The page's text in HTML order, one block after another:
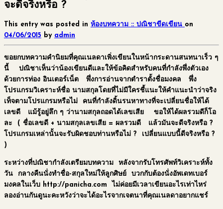
จะดีจริงหรือ ?
This entry was posted in ห้องบทความ :: ปณิชาขีดเขียน on
04/06/2015 by admin
ขอยกบทความคำนิยมที่คุณเนลดาเพิ่งเขียนในหน้ากระดานสนทนาเร็ว ๆ
นี้ ปณิชาเห็นว่าน้องเขียนดีและให้ข้อคิดสำหรับคนที่กำลังพึ่งตัวเอง
ด้วยการท่อง อินเตอร์เน็ต พึ่งการอ่านจากตำราตั้งชื่อมงคล พึ่ง
โปรแกรมวิเคราะห์ชื่อ นามสกุลโดยที่ไม่มีใครชี้แนะให้คำแนะนำว่าจริง
เท็จตามโปรแกรมหรือไม่ คนที่กำลังดิ้นรนหาทางที่จะเปลี่ยนชื่อให้ได้
เลขดี แม้รู้อยู่ลึก ๆ ว่านามสกุลถอดได้เลขเสีย ขอให้ได้ผลรวมดีก็โอ
ละ ( ชื่อเลขดี + นามสกุลเลขเสีย = ผลรวมดี แล้วมันจะดีจริงหรือ ?
โปรแกรมเหล่านั้นจะรับผิดชอบท่านหรือไม่ ? เปลี่ยนแบบนี้ดีจริงหรือ ?
)
ระหว่างที่ปณิชากำลังเตรียมบทความ หลังจากรับโทรศัพท์วิเคราะห์ทั้ง
วัน กลางคืนนั่งทำชื่อ-สกุลใหม่ให้ลูกศิษย์ บวกกับต้องนั่งอัพเดทเบอร์
มงคลในเว็บ http://panicha.com ไม่ค่อยมีเวลาเขียนอะไรเท่าไหร่
ลองอ่านกันดูนะคะหวังว่าจะได้อะไรจากเจตนาที่คุณเนลดาอยากแชร์